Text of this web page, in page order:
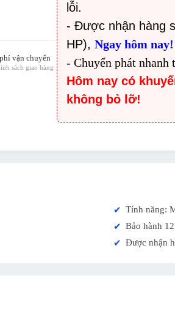
vận chuyển
sách giao hàng
lỗi.
- Được nhận hàng
HP),Ngay hôm nay!
- Chuyển phát nhanh
Hôm nay có
không bỏ lỡ!
✔ Tính năng:
✔ Bảo hành
✔ Được nhận